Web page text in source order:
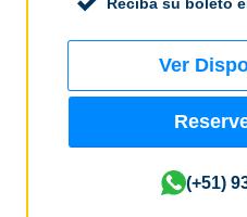
Reciba su boleto
Ver
(+51)